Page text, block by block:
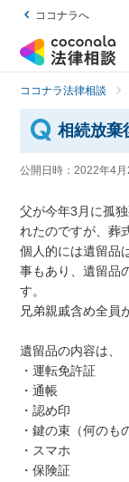
ココナラへ
ココナラ法律相談
相続放棄
公開日時： 2022年4
父が今年3月に孤
れたのですが、葬
個人的には遺留品
事もあり、遺留品
す。
兄弟親戚含め全員
遺留品の内容は、
・運転免許証
・通帳
・認め印
・鍵の束（何のも
・スマホ
・保険証